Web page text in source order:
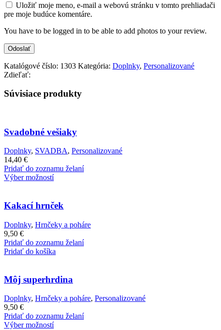
Uložiť moje meno, e-mail a webovú stránku v tomto prehliadači
pre moje budúce komentáre.
You have to be logged in to be able to add photos to your review.
Katalógové číslo: 1303 Kategória: Doplnky, Personalizované
Zdieľať:
Súvisiace produkty
Svadobné vešiaky
Doplnky, SVADBA, Personalizované
14,40 €
Pridať do zoznamu želaní
Výber možností
Kakací hrnček
Doplnky, Hrnčeky a poháre
9,50 €
Pridať do zoznamu želaní
Pridať do košíka
Môj superhrdina
Doplnky, Hrnčeky a poháre, Personalizované
9,50 €
Pridať do zoznamu želaní
Výber možností